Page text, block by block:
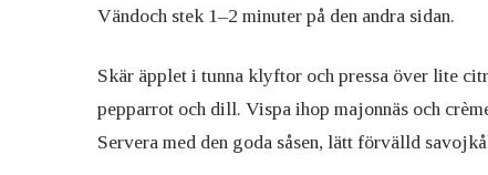
Vändoch stek 1–2 minuter på den andra sidan.
Skär äpplet i tunna klyftor och pressa över lite
pepparrot och dill. Vispa ihop majonnäs och
Servera med den goda såsen, lätt förvälld